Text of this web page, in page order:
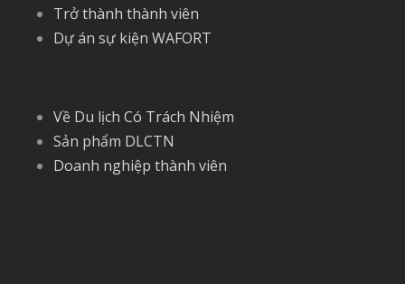
Trở thành thành viên
Dự án sự kiện WAFORT
Về Du lịch Có Trách Nhiệm
Sản phẩm DLCTN
Doanh nghiệp thành viên